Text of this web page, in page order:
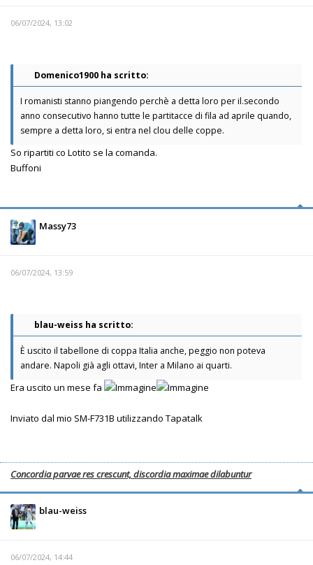
06/07/2024, 13:02
Domenico1900 ha scritto:
I romanisti stanno piangendo perchè a detta loro per il.secondo
anno consecutivo hanno tutte le partitacce di fila ad aprile quando,
sempre a detta loro, si entra nel clou delle coppe.
So ripartiti co Lotito se la comanda.
Buffoni
Massy73
06/07/2024, 13:59
blau-weiss ha scritto:
È uscito il tabellone di coppa Italia anche, peggio non poteva
andare. Napoli già agli ottavi, Inter a Milano ai quarti.
Era uscito un mese fa
Inviato dal mio SM-F731B utilizzando Tapatalk
Concordia parvae res crescunt, discordia maximae dilabuntur
blau-weiss
06/07/2024, 14:44